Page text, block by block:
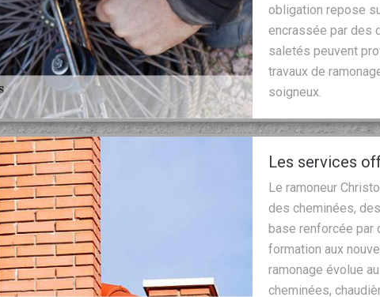
obligation repose
encrassée par des
saletés peuvent
travaux de
soigneux.
Les services
Le ramoneur
des cheminées,
base renforcée par
formation aux
ramonage évolue
cheminées,